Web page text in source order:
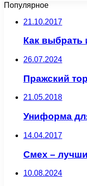
Популярное
21.10.2017
Как выбрать
26.07.2024
Пражский
21.05.2018
Униформа
14.04.2017
Смех –
10.08.2024